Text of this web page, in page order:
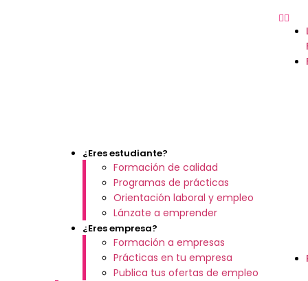
¿Eres estudiante?
Formación de calidad
Programas de prácticas
Orientación laboral y empleo
Lánzate a emprender
¿Eres empresa?
Formación a empresas
Prácticas en tu empresa
Publica tus ofertas de empleo